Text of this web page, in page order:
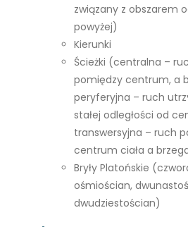
związany z obszarem
powyżej)
Kierunki
Ścieżki (centralna –
pomiędzy centrum, a
peryferyjna – ruch
stałej odległości od
transwersyjna – ruch
centrum ciała a
Bryły Platońskie
ośmiościan,
dwudziestościan)